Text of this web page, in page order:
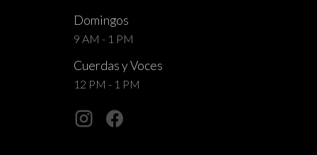
Domingos
9 AM - 1 PM
Cuerdas y Voces
12 PM - 1 PM